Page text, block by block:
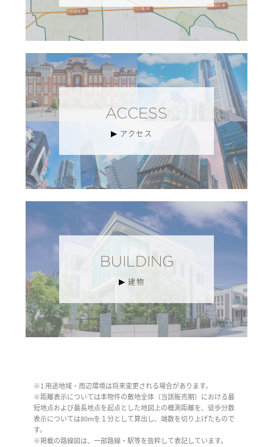
ACCESS
アクセス
BUILDING
建物
※1 用途地域・周辺環境は将来変更される場合があります。
※距離表示については本物件の敷地全体（当該販売期）における最
短地点および最長地点を起点とした地図上の概測距離を、徒歩分数
表示については80mを１分として算出し、端数を切り上げたもので
す。
※掲載の路線図は、一部路線・駅等を抜粋して表記しています。